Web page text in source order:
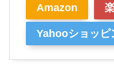
Amazon
Yahooショッピ